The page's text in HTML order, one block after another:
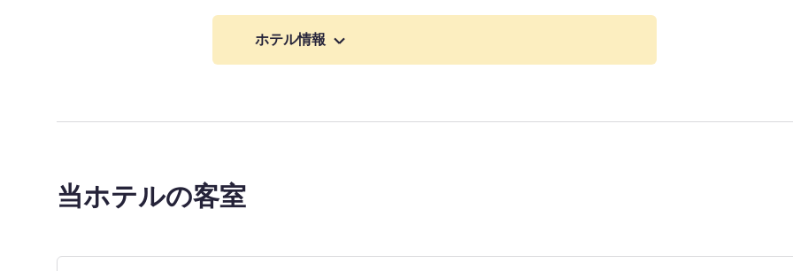
Bridge.
ホテル情報
当ホテルの客室